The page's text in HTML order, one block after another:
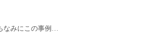
なみにこの事例…